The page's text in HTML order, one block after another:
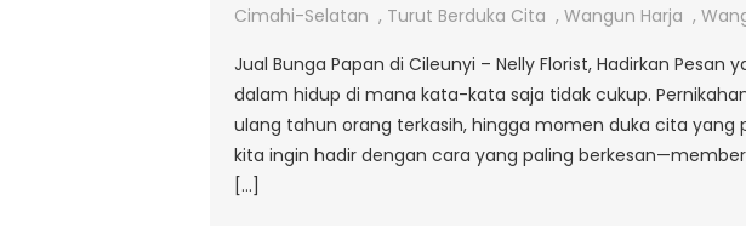
Cimahi-Selatan , Turut Berduka Cita , Wangun Harja ,
Jual Bunga Papan di Cileunyi – Nelly Florist, Hadirkan
dalam hidup di mana kata-kata saja tidak cukup.
ulang tahun orang terkasih, hingga momen duka cita yang
kita ingin hadir dengan cara yang paling
[…]